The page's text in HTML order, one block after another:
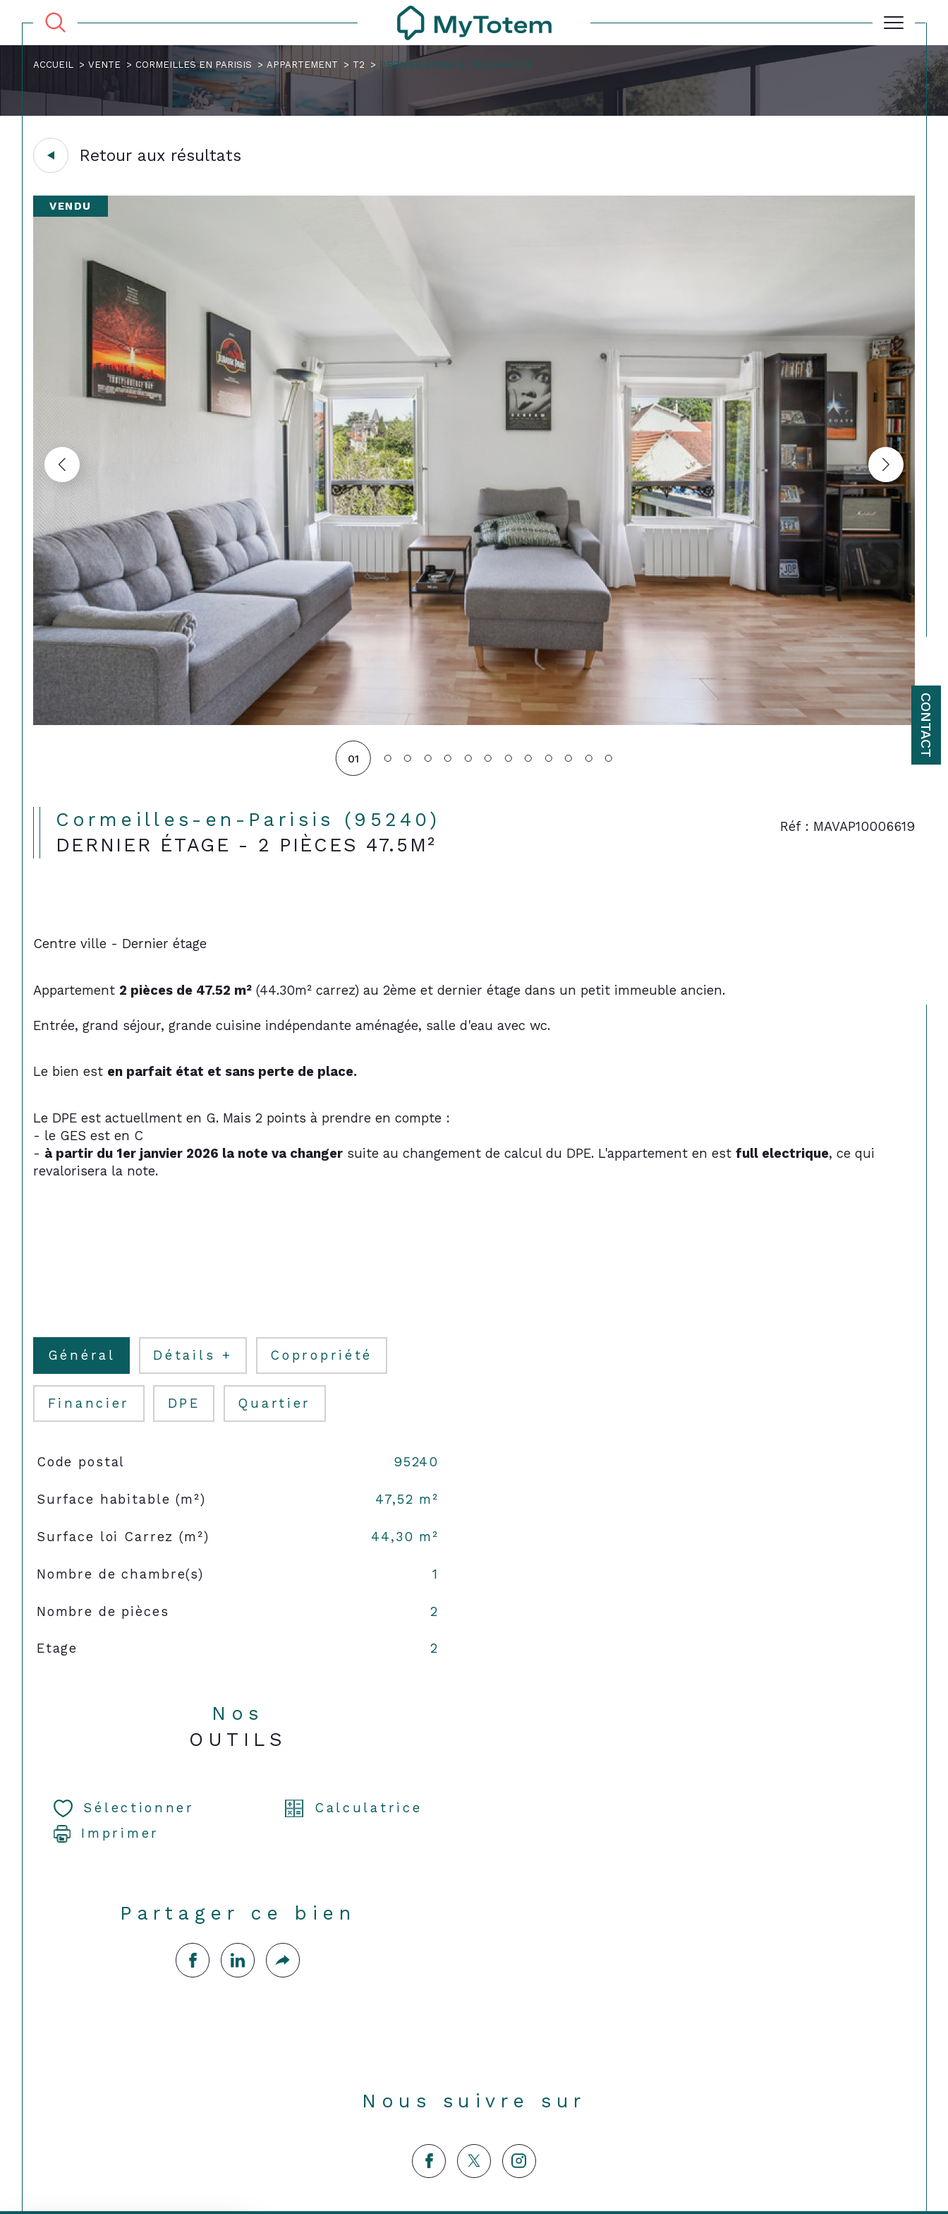
CONTACT
ACCUEIL VENTE CORMEILLES EN PARISIS APPARTEMENT T2 DERNIER ETAGE 2 PIECES 47 5M
Retour aux résultats
VENDU
01
Cormeilles-en-Parisis (95240)
DERNIER ÉTAGE - 2 PIÈCES 47.5M²
Réf : MAVAP10006619
Centre ville - Dernier étage
Appartement 2 pièces de 47.52 m² (44.30m² carrez) au 2ème et dernier étage dans un petit immeuble ancien.
Entrée, grand séjour, grande cuisine indépendante aménagée, salle d'eau avec wc.
Le bien est en parfait état et sans perte de place.
Le DPE est actuellment en G. Mais 2 points à prendre en compte :
- le GES est en C
- à partir du 1er janvier 2026 la note va changer suite au changement de calcul du DPE. L'appartement en est full electrique, ce qui
revalorisera la note.
Général Détails + Copropriété
Financier DPE Quartier
TRAD_SIROCCO_Caracteristique
Code postal 95240
Surface habitable (m²) 47,52 m²
Surface loi Carrez (m²) 44,30 m²
Nombre de chambre(s) 1
Nombre de pièces 2
Etage 2
Nos
OUTILS
Sélectionner
Calculatrice
Imprimer
Partager ce bien
Nous suivre sur